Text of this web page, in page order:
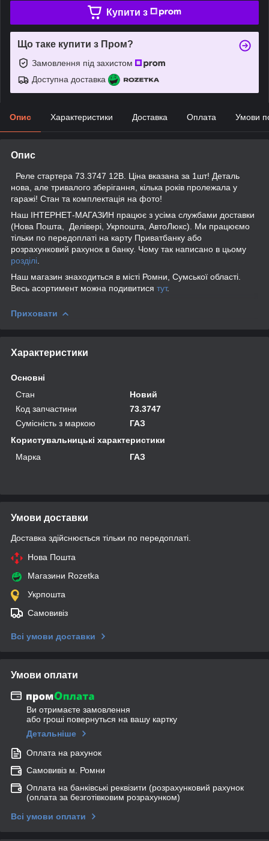
Купити з
Що таке купити з Пром?
Замовлення під захистом
Доступна доставка
Опис Характеристики Доставка Оплата Умови
Опис
Реле стартера 73.3747 12В. Ціна вказана за 1шт! Деталь
нова, але тривалого зберігання, кілька років пролежала у
гаражі! Стан та комплектація на фото!
Наш ІНТЕРНЕТ-МАГАЗИН працює з усіма службами доставки
(Нова Пошта, Делівері, Укрпошта, АвтоЛюкс). Ми працюємо
тільки по передоплаті на карту Приватбанку або
розрахунковий рахунок в банку. Чому так написано в цьому
розділі
Наш магазин знаходиться в місті Ромни, Сумської області.
Весь асортимент можна подивитися тут.
Приховати
Характеристики
Основні
Стан
Новий
Код запчастини
73.3747
Сумісність з маркою
ГАЗ
Користувальницькі характеристики
Марка
ГАЗ
Умови доставки
Доставка здійснюється тільки по передоплаті.
Нова Пошта
Магазини Rozetka
Укрпошта
Самовивіз
Всі умови доставки
Умови оплати
Ви отримаєте замовлення
або гроші повернуться на вашу картку
Детальніше
Оплата на рахунок
Самовивіз м. Ромни
Оплата на банківські реквізити (розрахунковий рахунок
(оплата за безготівковим розрахунком)
Всі умови оплати